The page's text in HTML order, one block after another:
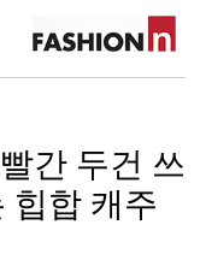
간 두건 쓰
힙합 캐주